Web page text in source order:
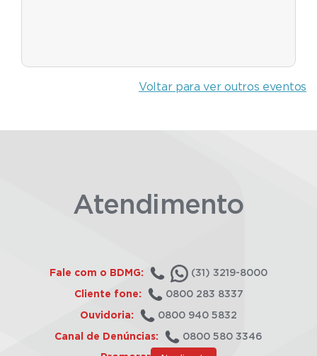
Voltar para ver outros eventos
Atendimento
Fale com o BDMG: (31) 3219-8000
Cliente fone: 0800 283 8337
Ouvidoria: 0800 940 5832
Canal de Denúncias: 0800 580 3346